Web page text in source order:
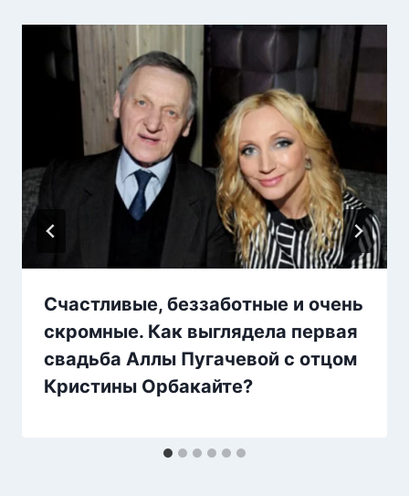
Счастливые, беззаботные и очень
скромные. Как выглядела первая
свадьба Аллы Пугачевой с отцом
Кристины Орбакайте?